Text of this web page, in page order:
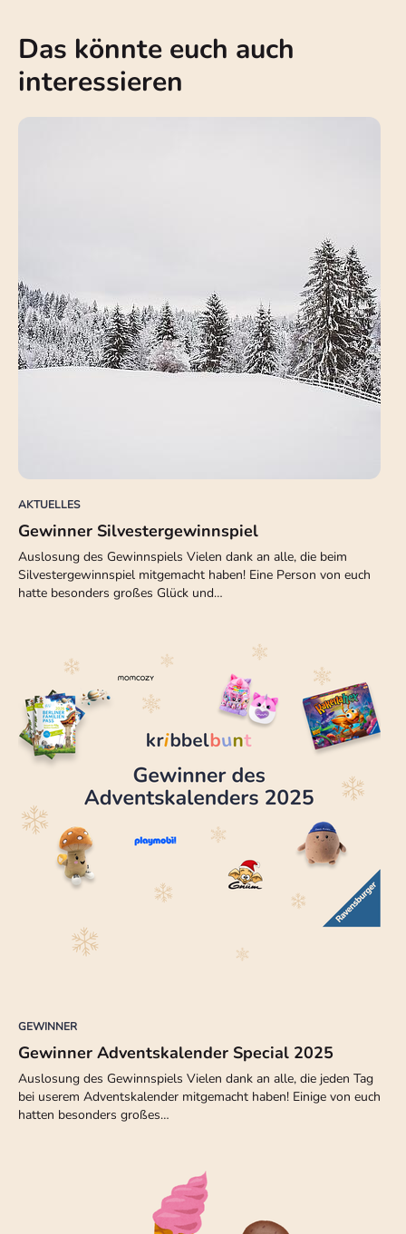
Das könnte euch auch
interessieren
AKTUELLES
Gewinner Silvestergewinnspiel
Auslosung des Gewinnspiels Vielen dank an alle, die beim
Silvestergewinnspiel mitgemacht haben! Eine Person von euch
hatte besonders großes Glück und…
GEWINNER
Gewinner Adventskalender Special 2025
Auslosung des Gewinnspiels Vielen dank an alle, die jeden Tag
bei userem Adventskalender mitgemacht haben! Einige von euch
hatten besonders großes…